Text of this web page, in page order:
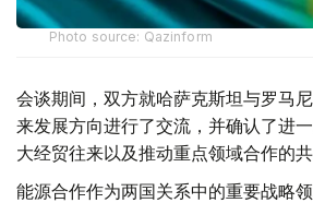
Photo source: Qazinform
会谈期间，双方就哈萨克斯坦与罗马
来发展方向进行了交流，并确认了进
大经贸往来以及推动重点领域合作的共
能源合作作为两国关系中的重要战略